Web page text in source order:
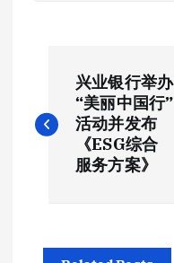
章
兴业银行举办
“美丽中国行”
活动并发布
《ESG综合
服务方案》